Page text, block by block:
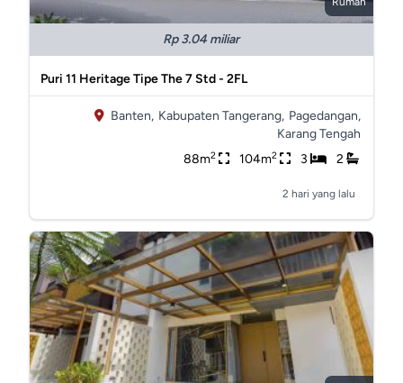
Rp 3.04 miliar
Puri 11 Heritage Tipe The 7 Std - 2FL
Banten, Kabupaten Tangerang, Pagedangan,
Karang Tengah
88m2 104m2 3 2
2 hari yang lalu